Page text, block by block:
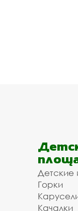
Детские
Горки
Качалки